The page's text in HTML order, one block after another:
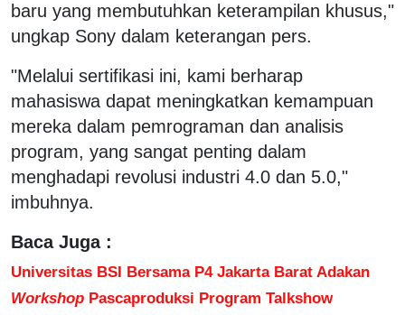
baru yang membutuhkan keterampilan khusus,"
ungkap Sony dalam keterangan pers.
"Melalui sertifikasi ini, kami berharap
mahasiswa dapat meningkatkan kemampuan
mereka dalam pemrograman dan analisis
program, yang sangat penting dalam
menghadapi revolusi industri 4.0 dan 5.0,"
imbuhnya.
Baca Juga :
Universitas BSI Bersama P4 Jakarta Barat Adakan
Workshop Pascaproduksi Program Talkshow